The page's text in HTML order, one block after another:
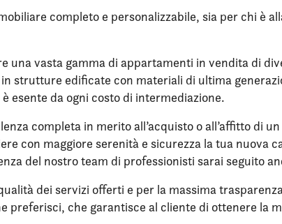
completo e personalizzabile, sia per chi è
una vasta gamma di appartamenti in vendita di
strutture edificate con materiali di ultima
esente da ogni costo di intermediazione.
completa in merito all’acquisto o all’affitto di
con maggiore serenità e sicurezza la tua nuova
del nostro team di professionisti sarai seguito
dei servizi offerti e per la massima
preferisci, che garantisce al cliente di ottenere la